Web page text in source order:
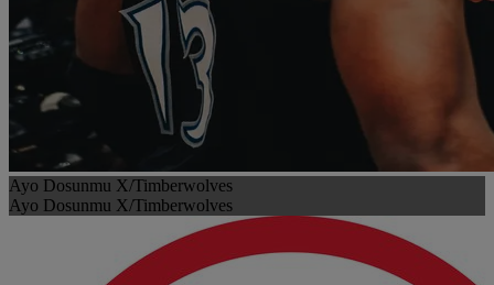
Ayo Dosunmu X/Timberwolves
Ayo Dosunmu X/Timberwolves